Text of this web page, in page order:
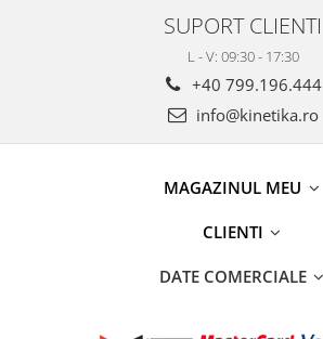
SUPORT CLIENTI
L - V: 09:30 - 17:30
+40 799.196.444
info@kinetika.ro
MAGAZINUL MEU
CLIENTI
DATE COMERCIALE